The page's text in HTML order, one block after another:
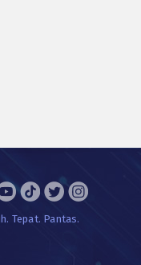
Tepat. Pantas.